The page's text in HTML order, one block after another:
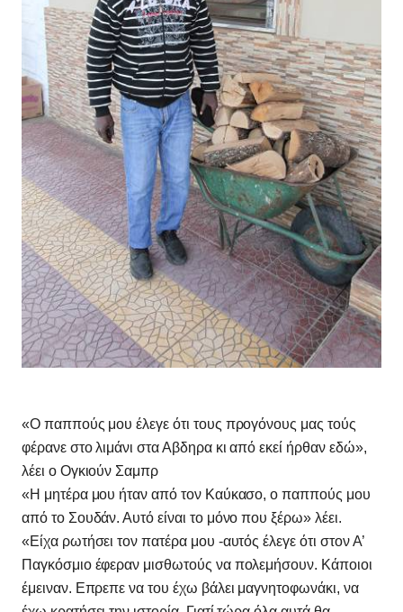
«Ο παππούς μου έλεγε ότι τους προγόνους μας τούς
φέρανε στο λιμάνι στα Αβδηρα κι από εκεί ήρθαν εδώ»,
λέει ο Ογκιούν Σαμπρ
«Η μητέρα μου ήταν από τον Καύκασο, ο παππούς μου
από το Σουδάν. Αυτό είναι το μόνο που ξέρω» λέει.
«Είχα ρωτήσει τον πατέρα μου -αυτός έλεγε ότι στον Α’
Παγκόσμιο έφεραν μισθωτούς να πολεμήσουν. Κάποιοι
έμειναν. Επρεπε να του έχω βάλει μαγνητοφωνάκι, να